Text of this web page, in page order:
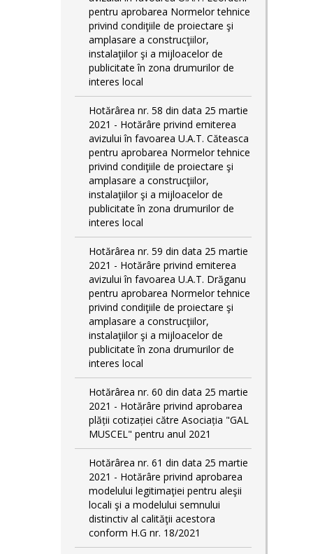
pentru aprobarea Normelor tehnice
privind condiţiile de proiectare şi
amplasare a construcţiilor,
instalaţiilor şi a mijloacelor de
publicitate în zona drumurilor de
interes local
Hotărârea nr. 58 din data 25 martie
2021 - Hotărâre privind emiterea
avizului în favoarea U.A.T. Căteasca
pentru aprobarea Normelor tehnice
privind condiţiile de proiectare şi
amplasare a construcţiilor,
instalaţiilor şi a mijloacelor de
publicitate în zona drumurilor de
interes local
Hotărârea nr. 59 din data 25 martie
2021 - Hotărâre privind emiterea
avizului în favoarea U.A.T. Drăganu
pentru aprobarea Normelor tehnice
privind condiţiile de proiectare şi
amplasare a construcţiilor,
instalaţiilor şi a mijloacelor de
publicitate în zona drumurilor de
interes local
Hotărârea nr. 60 din data 25 martie
2021 - Hotărâre privind aprobarea
plății cotizației către Asociația "GAL
MUSCEL" pentru anul 2021
Hotărârea nr. 61 din data 25 martie
2021 - Hotărâre privind aprobarea
modelului legitimaţiei pentru aleşii
locali şi a modelului semnului
distinctiv al calităţii acestora
conform H.G nr. 18/2021